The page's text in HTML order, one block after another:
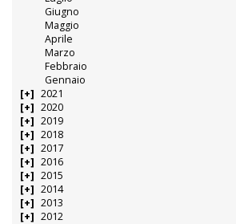
Giugno
Maggio
Aprile
Marzo
Febbraio
Gennaio
2021
2020
2019
2018
2017
2016
2015
2014
2013
2012